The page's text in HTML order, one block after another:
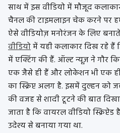
साथ में इस वीडियो में मौजूद
चैनल की टाइमलाइन चेक करने पर
ऐसे वीडियोज़ मनोरंजन के लिए
वीडियोमें यही कलाकार दिख रहे हैं
में एक्टिंग की हैं. ऑल्ट न्यूज़ ने गौर
एक जैसे ही हैं और लोकेशन भी एक
का स्क्रिप्ट अलग है. इसमें दुल्हन को
की वजह से शादी टूटने की बात
जाता है कि वायरल वीडियो
उदेश्य से बनाया गया था.